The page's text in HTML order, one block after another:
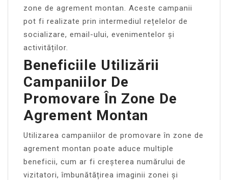
zone de agrement montan. Aceste campanii
pot fi realizate prin intermediul rețelelor de
socializare, email-ului, evenimentelor și
activităților.
Beneficiile Utilizării
Campaniilor De
Promovare În Zone De
Agrement Montan
Utilizarea campaniilor de promovare în zone de
agrement montan poate aduce multiple
beneficii, cum ar fi creșterea numărului de
vizitatori, îmbunătățirea imaginii zonei și